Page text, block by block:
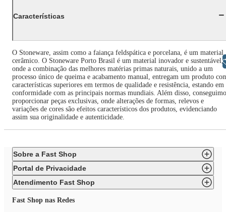
Características
O Stoneware, assim como a faiança feldspática e porcelana, é um material
cerâmico. O Stoneware Porto Brasil é um material inovador e sustentável,
onde a combinação das melhores matérias primas naturais, unido a um
processo único de queima e acabamento manual, entregam um produto
características superiores em termos de qualidade e resistência, estando em
conformidade com as principais normas mundiais. Além disso,
proporcionar peças exclusivas, onde alterações de formas, relevos e
variações de cores são efeitos característicos dos produtos, evidenciando
assim sua originalidade e autenticidade.
Sobre a Fast Shop
Portal de Privacidade
Atendimento Fast Shop
Fast Shop nas Redes
Libras